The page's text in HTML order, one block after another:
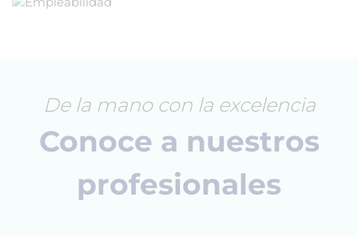
De la mano con la excelencia
Conoce a nuestros
profesionales